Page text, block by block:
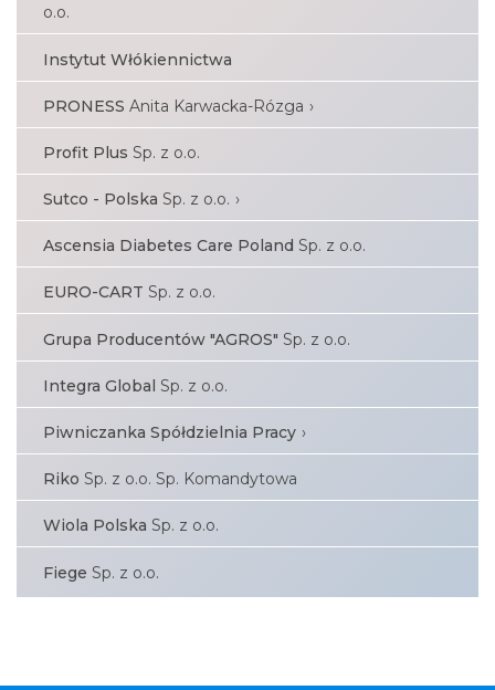
o.o.
Instytut Włókiennictwa
PRONESS Anita Karwacka-Rózga
Profit Plus Sp. z o.o.
Sutco - Polska Sp. z o.o.
Ascensia Diabetes Care Poland Sp. z o.o.
EURO-CART Sp. z o.o.
Grupa Producentów "AGROS" Sp. z o.o.
Integra Global Sp. z o.o.
Piwniczanka Spółdzielnia Pracy
Riko Sp. z o.o. Sp. Komandytowa
Wiola Polska Sp. z o.o.
Fiege Sp. z o.o.